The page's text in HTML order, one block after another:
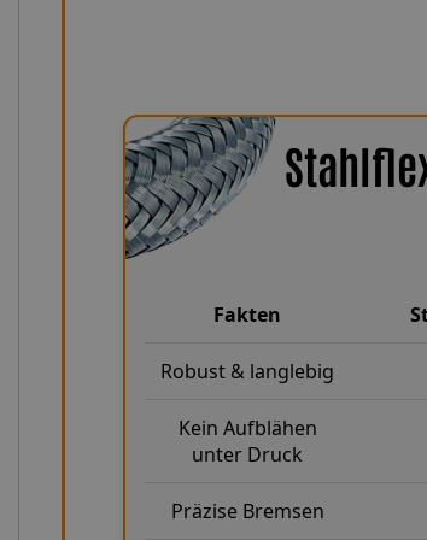
Fakten
Robust & langlebig
Kein Aufblähen
unter Druck
Präzise Bremsen